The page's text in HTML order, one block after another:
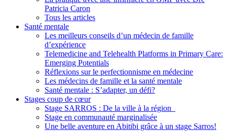
Patricia Caron
Tous les articles
Santé mentale
Les meilleurs conseils d’un médecin de famille
d’expérience
Telemedicine and Telehealth Platforms in Primary Care:
Emerging Potentials
Réflexions sur le perfectionnisme en médecine
Les médecins de famille et la santé mentale
Santé mentale : S’adapter, un défi?
Stages coup de cœur
Stage SARROS : De la ville à la région
Stage en communauté marginalisée
Une belle aventure en Abitibi grâce à un stage Sarros!